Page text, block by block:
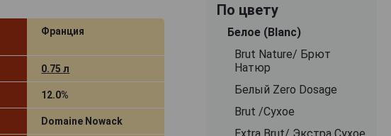
Франция
0.75 л
12.0%
Domaine Nowack
По цвету
Белое (Blanc)
Brut Nature/ Брют
Натюр
Белый Zero Dosage
Brut /Сухое